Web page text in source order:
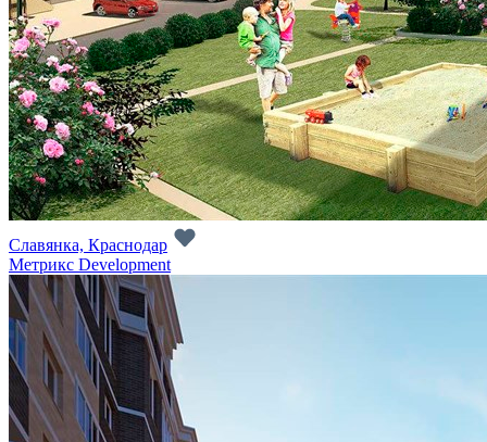
Славянка, Краснодар
Метрикс Development